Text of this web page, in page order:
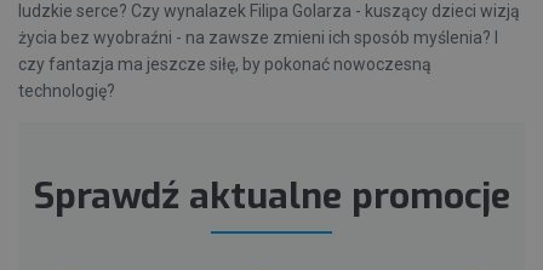
ludzkie serce? Czy wynalazek Filipa Golarza - kuszący dzieci wizją
życia bez wyobraźni - na zawsze zmieni ich sposób myślenia? I
czy fantazja ma jeszcze siłę, by pokonać nowoczesną
technologię?
Sprawdź aktualne promocje